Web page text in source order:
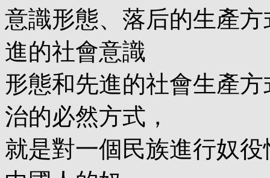
意識形態、落后的生產
進的社會意識
形態和先進的社會生產
治的必然方式，
就是對一個民族進行奴